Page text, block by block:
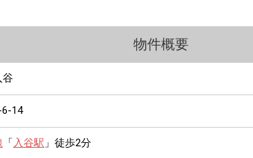
物件概要
谷
14
「 入谷駅 」徒歩2分